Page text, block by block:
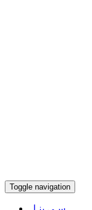
Toggle navigation